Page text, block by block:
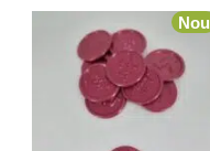
Nou